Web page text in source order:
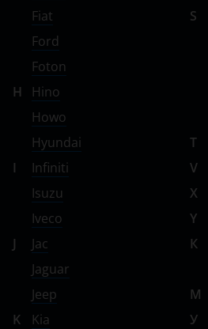
Fiat
Ford
Foton
H
Hino
Howo
Hyundai
I
Infiniti
Isuzu
Iveco
J
Jac
Jaguar
Jeep
K
Kia
S
T
V
X
Y
К
М
У